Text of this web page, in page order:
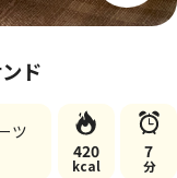
ド
ツ
420
kcal
7
分